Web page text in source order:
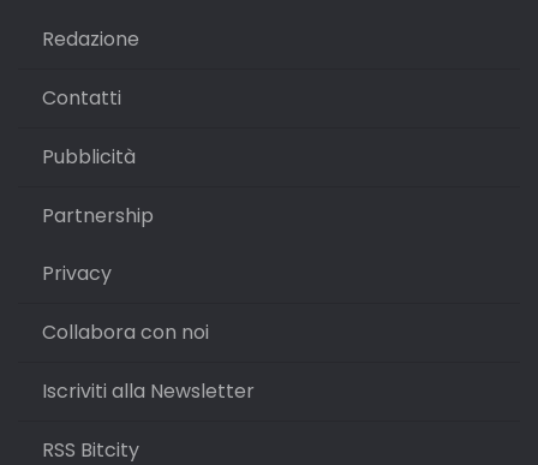
Redazione
Contatti
Pubblicità
Partnership
Privacy
Collabora con noi
Iscriviti alla Newsletter
RSS Bitcity